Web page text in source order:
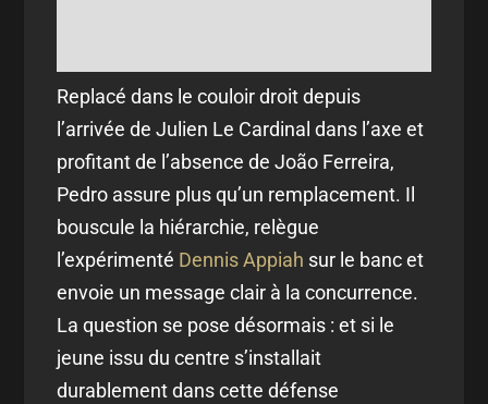
Replacé dans le couloir droit depuis
l’arrivée de Julien Le Cardinal dans l’axe et
profitant de l’absence de João Ferreira,
Pedro assure plus qu’un remplacement. Il
bouscule la hiérarchie, relègue
l’expérimenté Dennis Appiah sur le banc et
envoie un message clair à la concurrence.
La question se pose désormais : et si le
jeune issu du centre s’installait
durablement dans cette défense